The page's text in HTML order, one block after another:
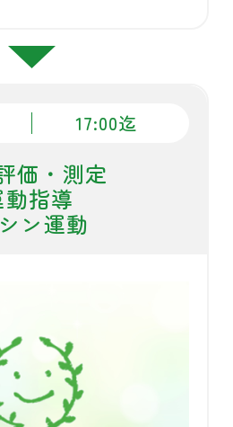
17:00迄
価・測定
指導
ン運動